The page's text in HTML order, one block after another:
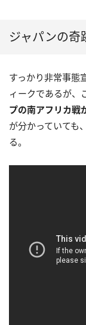
ジャパンの奇
すっかり非常事態
ィークであるが、
プの南アフリカ戦
が分かっていても
る。